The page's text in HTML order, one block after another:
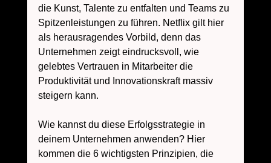
die Kunst, Talente zu entfalten und Teams zu
Spitzenleistungen zu führen. Netflix gilt hier
als herausragendes Vorbild, denn das
Unternehmen zeigt eindrucksvoll, wie
gelebtes Vertrauen in Mitarbeiter die
Produktivität und Innovationskraft massiv
steigern kann.
Wie kannst du diese Erfolgsstrategie in
deinem Unternehmen anwenden? Hier
kommen die 6 wichtigsten Prinzipien, die